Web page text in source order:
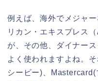
例えば、海外でメジャ
リカン・エキスプレス
が、その他、ダイナー
よく使われますよね。
シービー)、